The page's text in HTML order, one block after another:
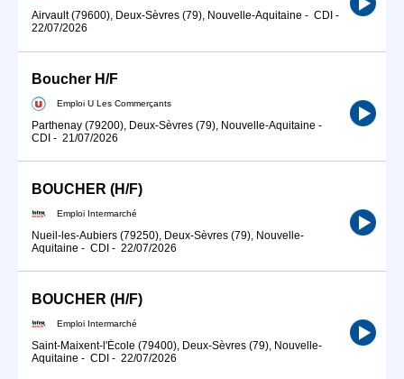
Airvault (79600), Deux-Sèvres (79), Nouvelle-Aquitaine - CDI -
22/07/2026
Boucher H/F
Emploi U Les Commerçants
Parthenay (79200), Deux-Sèvres (79), Nouvelle-Aquitaine -
CDI - 21/07/2026
BOUCHER (H/F)
Emploi Intermarché
Nueil-les-Aubiers (79250), Deux-Sèvres (79), Nouvelle-
Aquitaine - CDI - 22/07/2026
BOUCHER (H/F)
Emploi Intermarché
Saint-Maixent-l'École (79400), Deux-Sèvres (79), Nouvelle-
Aquitaine - CDI - 22/07/2026